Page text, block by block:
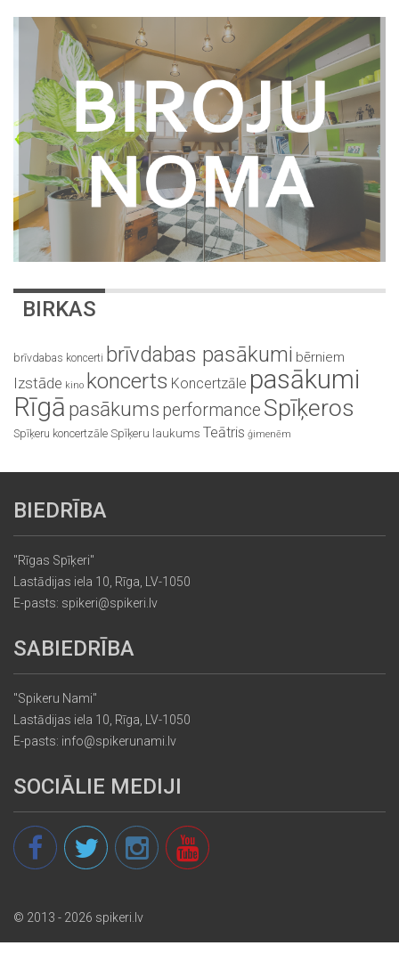
BIRKAS
brīvdabas koncerti brīvdabas pasākumi bērniem
Izstāde kino koncerts Koncertzāle pasākumi
Rīgā pasākums performance Spīķeros
Spīķeru koncertzāle Spīķeru laukums Teātris ģimenēm
BIEDRĪBA
"Rīgas Spīķeri"
Lastādijas iela 10, Rīga, LV-1050
E-pasts: spikeri@spikeri.lv
SABIEDRĪBA
"Spikeru Nami"
Lastādijas iela 10, Rīga, LV-1050
E-pasts: info@spikerunami.lv
SOCIĀLIE MEDIJI
© 2013 - 2026 spikeri.lv